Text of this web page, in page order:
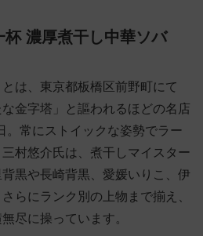
杯 濃厚煮干し中華ソバ
は、東京都板橋区前野町にて
な金字塔」と謳われるほどの名店
。常にストイックな姿勢でラー
村悠介氏は、煮干しマイスター
黒や長崎背黒、愛媛いりこ、伊
らにランク別の上物まで揃え、
尽に操っています。